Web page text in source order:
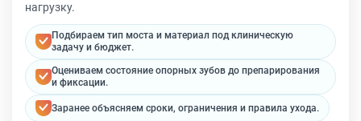
нагрузку.
Подбираем тип моста и материал под клиническую
задачу и бюджет.
Оцениваем состояние опорных зубов до препарирования
и фиксации.
Заранее объясняем сроки, ограничения и правила ухода.